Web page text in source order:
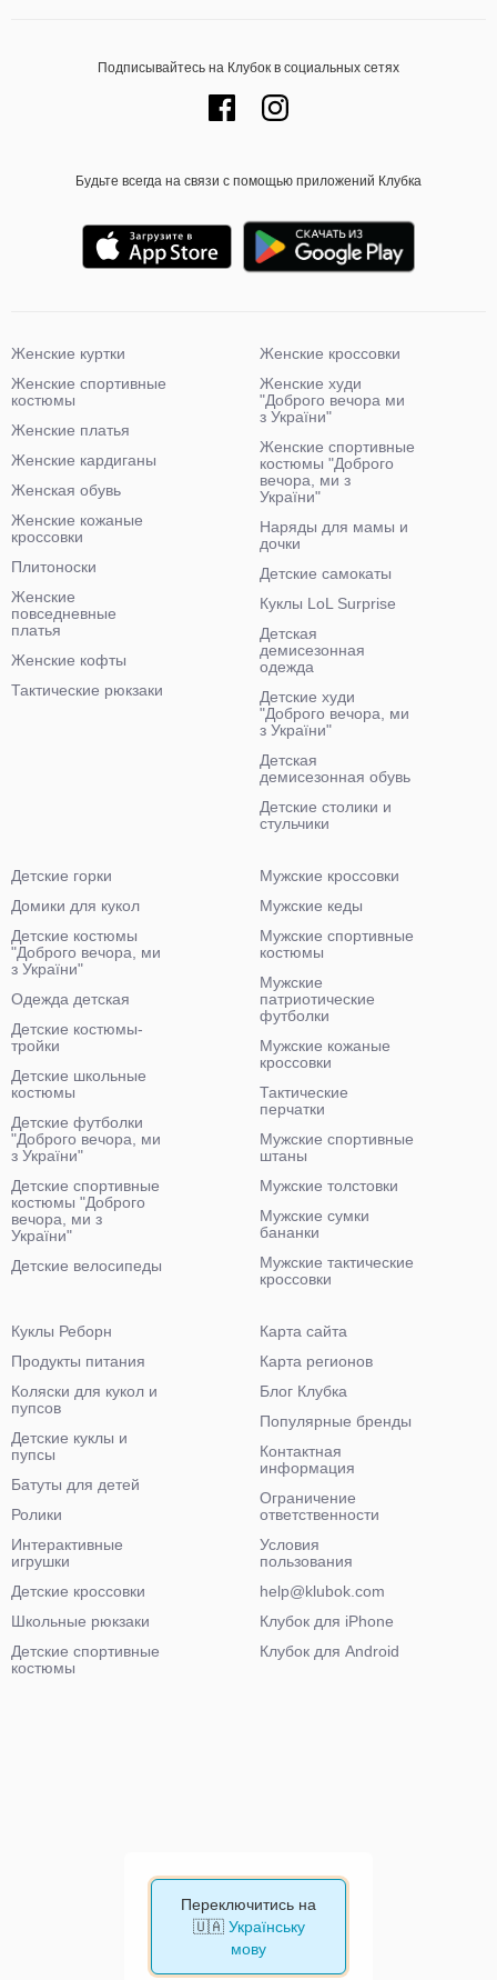
Подписывайтесь на Клубок в социальных сетях
Будьте всегда на связи с помощью приложений Клубка
Женские куртки
Женские спортивные
костюмы
Женские платья
Женские кардиганы
Женская обувь
Женские кожаные
кроссовки
Плитоноски
Женские
повседневные
платья
Женские кофты
Тактические рюкзаки
Женские кроссовки
Женские худи
"Доброго вечора ми
з України"
Женские спортивные
костюмы "Доброго
вечора, ми з
України"
Наряды для мамы и
дочки
Детские самокаты
Куклы LoL Surprise
Детская
демисезонная
одежда
Детские худи
"Доброго вечора, ми
з України"
Детская
демисезонная обувь
Детские столики и
стульчики
Детские горки
Домики для кукол
Детские костюмы
"Доброго вечора, ми
з України"
Одежда детская
Детские костюмы-
тройки
Детские школьные
костюмы
Детские футболки
"Доброго вечора, ми
з України"
Детские спортивные
костюмы "Доброго
вечора, ми з
України"
Детские велосипеды
Мужские кроссовки
Мужские кеды
Мужские спортивные
костюмы
Мужские
патриотические
футболки
Мужские кожаные
кроссовки
Тактические
перчатки
Мужские спортивные
штаны
Мужские толстовки
Мужские сумки
бананки
Мужские тактические
кроссовки
Куклы Реборн
Продукты питания
Коляски для кукол и
пупсов
Детские куклы и
пупсы
Батуты для детей
Ролики
Интерактивные
игрушки
Детские кроссовки
Школьные рюкзаки
Детские спортивные
костюмы
Карта сайта
Карта регионов
Блог Клубка
Популярные бренды
Контактная
информация
Ограничение
ответственности
Условия
пользования
help@klubok.com
Клубок для iPhone
Клубок для Android
Переключитись на
🇺🇦 Українську
мову